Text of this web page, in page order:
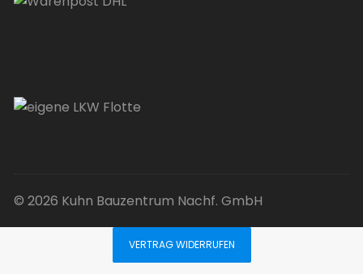
© 2026 Kuhn Bauzentrum Nachf. GmbH
VERTRAG WIDERRUFEN